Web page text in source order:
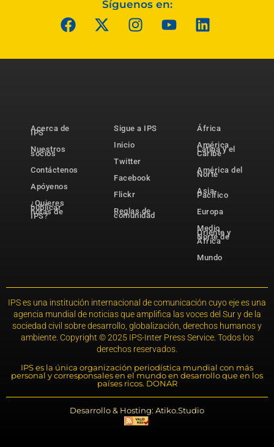
Síguenos en:
Acerca de
IPS
Nuestros
socios
Contáctenos
Apóyenos
¿Quieres
publicar
notas de
IPS?
Sigue a IPS
Inicio
Twitter
Facebook
Flickr
Reglas de
comunidad
África
América
Latina y el
Caribe
América del
Norte
Asia-
Pacífico
Europa
Medio
Oriente y
Norte de
África
Mundo
IPS es una institución internacional de comunicación cuyo eje es una
agencia mundial de noticias que amplifica las voces del Sur y de la
sociedad civil sobre desarrollo, globalización, derechos humanos y
ambiente. Copyright © 2025 IPS-Inter Press Service. Todos los
derechos reservados.
IPS es la única organización periodística mundial con más
personal y corresponsales en el mundo en desarrollo que en los
países ricos. DONAR
Desarrollo & Hosting: Atiko.Studio